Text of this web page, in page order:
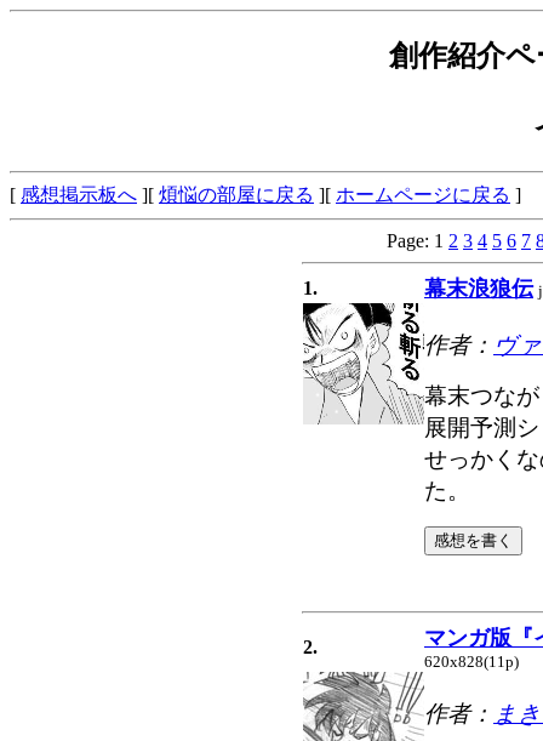
創作紹介
[ 感想掲示板へ ][ 煩悩の部屋に戻る ][ ホームページに戻る ]
Page: 1 2 3 4 5 6 7
1. 幕末浪狼伝
作者： ヴ
幕末つな
展開予測
せっかく
た。
2. マンガ版『
620x828(11p)
作者： ま